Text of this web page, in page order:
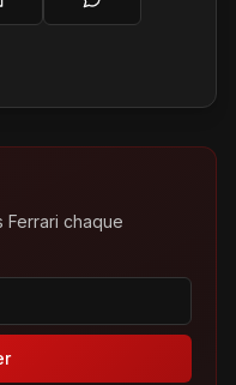
Ferrari chaque